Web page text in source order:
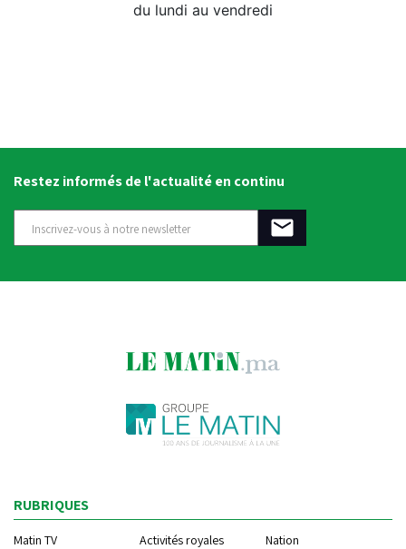
du lundi au vendredi
Restez informés de l'actualité en continu
RUBRIQUES
Matin TV Activités royales
Nation